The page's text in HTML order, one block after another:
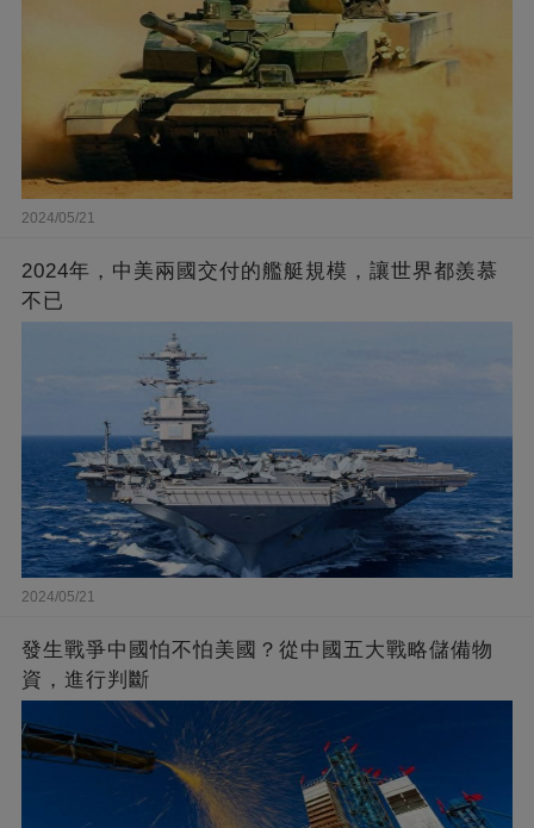
2024/05/21
2024年，中美兩國交付的艦艇規模，讓世界都羨慕
不已
2024/05/21
發生戰爭中國怕不怕美國？從中國五大戰略儲備物
資，進行判斷